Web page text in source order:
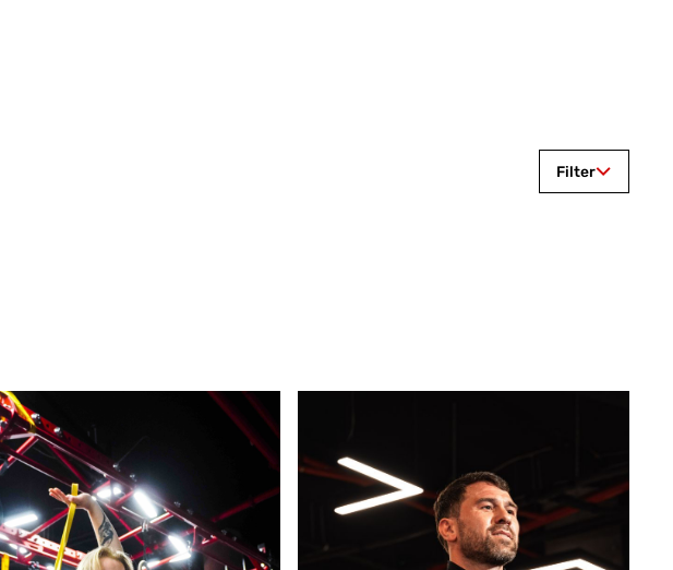
Filter
MMA CARDIO KICKBOXING HIIT BOOTCAMP (DUT)
BRAZILIAN JIU-JITSU (BJJ) Gi